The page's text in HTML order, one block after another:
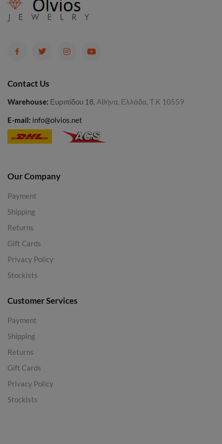
Contact Us
Warehouse: Ευριπίδου 18, Αθήνα, Ελλάδα, Τ.Κ 10559
E-mail: info@olvios.net
Our Company
Payment
Shipping
Returns
Gift Cards
Privacy Policy
Stockists
Customer Services
Payment
Shipping
Returns
Gift Cards
Privacy Policy
Stockists